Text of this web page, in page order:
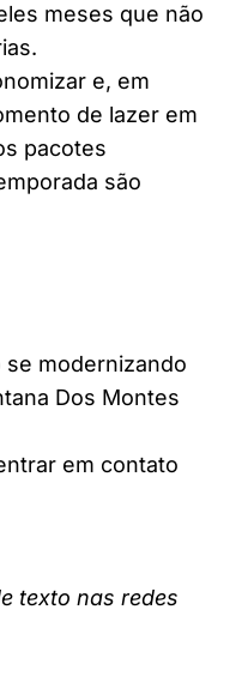
meses que não
e, em
de lazer em
pacotes
são
modernizando
Dos Montes
em contato
texto nas redes